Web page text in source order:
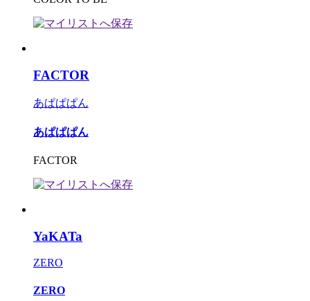
FACTOR
あぱぱぱん
あぱぱぱん
FACTOR
YaKATa
ZERO
ZERO